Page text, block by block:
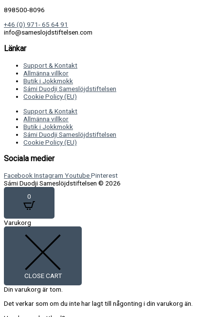
898500-8096
+46 (0) 971- 65 64 91
info@sameslojdstiftelsen.com
Länkar
Support & Kontakt
Allmänna villkor
Butik i Jokkmokk
Sámi Duodji Sameslöjdstiftelsen
Cookie Policy (EU)
Support & Kontakt
Allmänna villkor
Butik i Jokkmokk
Sámi Duodji Sameslöjdstiftelsen
Cookie Policy (EU)
Sociala medier
Facebook Instagram YoutubePinterest
Sámi Duodji Sameslöjdstiftelsen © 2026
0
Varukorg
CLOSE CART
Din varukorg är tom.
Det verkar som om du inte har lagt till någonting i din varukorg än.